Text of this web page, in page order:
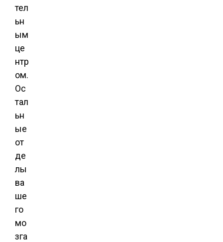
тел
ьн
ым
це
нтр
ом.
Ос
тал
ьн
ые
от
де
лы
ва
ше
го
мо
зга